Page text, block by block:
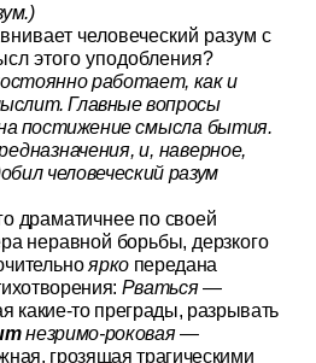
человеческий разум с
этого уподобления?
работает, как и
Главные вопросы
постижениесмысла бытия.
и, наверное,
человеческий разум
драматичнее по своей
неравной борьбы, дерзкого
ярко передана
Рваться—
какие-то преграды, разрывать
незримо-роковая—
грозящая трагическими